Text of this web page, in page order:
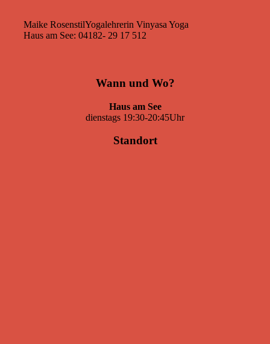
Maike RosenstilYogalehrerin Vinyasa Yoga
Haus am See: 04182- 29 17 512
Wann und Wo?
Haus am See
dienstags 19:30-20:45Uhr
Standort